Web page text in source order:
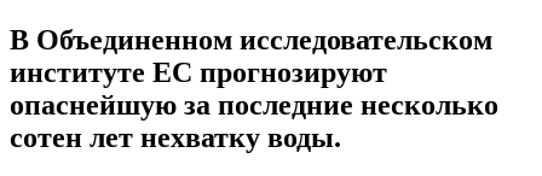
В Объединенном исследовательском
институте ЕС прогнозируют
опаснейшую за последние несколько
сотен лет нехватку воды.